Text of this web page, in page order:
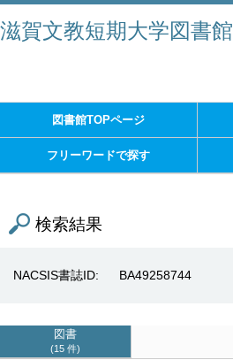
滋賀文教短期大学図書館
図書館TOPページ
フリーワードで探す
検索結果
NACSIS書誌ID BA49258744
図書
15 件